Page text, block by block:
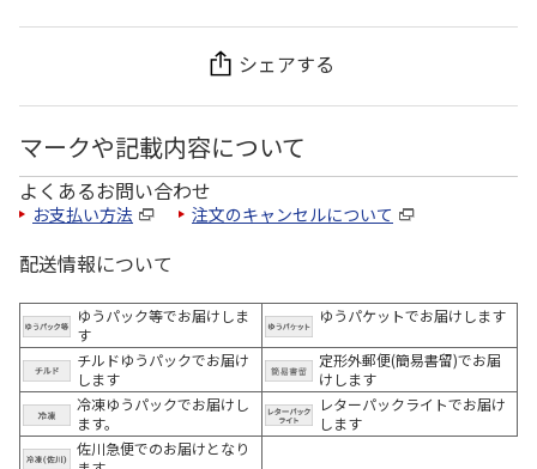
シェアする
マークや記載内容について
よくあるお問い合わせ
お支払い方法 注文のキャンセルについて
配送情報について
ゆうパック等でお届けしま
す
ゆうパケットでお届けします
チルドゆうパックでお届け
します
定形外郵便(簡易書留)でお届
けします
冷凍ゆうパックでお届けし
ます。
レターパックライトでお届け
します
佐川急便でのお届けとなり